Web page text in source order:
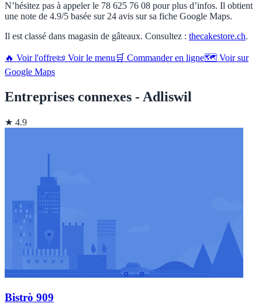
N’hésitez pas à appeler le 78 625 76 08 pour plus d’infos. Il obtient
une note de 4.9/5 basée sur 24 avis sur sa fiche Google Maps.
Il est classé dans magasin de gâteaux. Consultez : thecakestore.ch.
🔥 Voir l'offre📜 Voir le menu 🛒 Commander en ligne🗺️ Voir sur
Google Maps
Entreprises connexes - Adliswil
★ 4.9
Bistrò 909